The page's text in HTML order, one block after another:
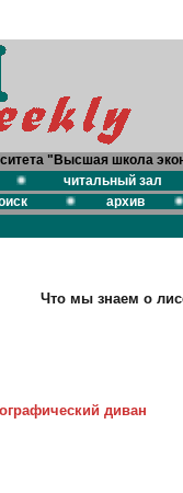
"Высшая школа
читальный зал
архив
Что мы знаем о
диван